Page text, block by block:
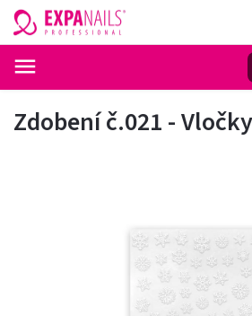
Zdobení č.021 -